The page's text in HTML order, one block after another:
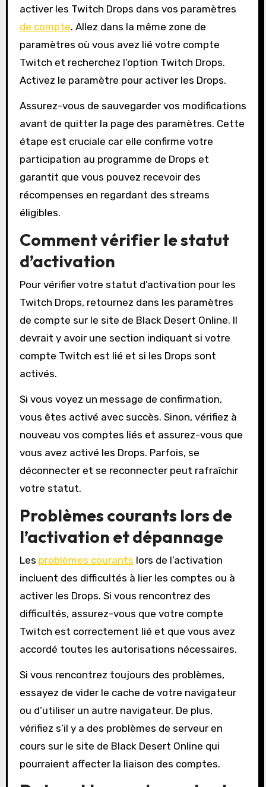
activer les Twitch Drops dans vos paramètres
de compte. Allez dans la même zone de
paramètres où vous avez lié votre compte
Twitch et recherchez l’option Twitch Drops.
Activez le paramètre pour activer les Drops.
Assurez-vous de sauvegarder vos modifications
avant de quitter la page des paramètres. Cette
étape est cruciale car elle confirme votre
participation au programme de Drops et
garantit que vous pouvez recevoir des
récompenses en regardant des streams
éligibles.
Comment vérifier le statut
d’activation
Pour vérifier votre statut d’activation pour les
Twitch Drops, retournez dans les paramètres
de compte sur le site de Black Desert Online. Il
devrait y avoir une section indiquant si votre
compte Twitch est lié et si les Drops sont
activés.
Si vous voyez un message de confirmation,
vous êtes activé avec succès. Sinon, vérifiez à
nouveau vos comptes liés et assurez-vous que
vous avez activé les Drops. Parfois, se
déconnecter et se reconnecter peut rafraîchir
votre statut.
Problèmes courants lors de
l’activation et dépannage
Les problèmes courants lors de l’activation
incluent des difficultés à lier les comptes ou à
activer les Drops. Si vous rencontrez des
difficultés, assurez-vous que votre compte
Twitch est correctement lié et que vous avez
accordé toutes les autorisations nécessaires.
Si vous rencontrez toujours des problèmes,
essayez de vider le cache de votre navigateur
ou d’utiliser un autre navigateur. De plus,
vérifiez s’il y a des problèmes de serveur en
cours sur le site de Black Desert Online qui
pourraient affecter la liaison des comptes.